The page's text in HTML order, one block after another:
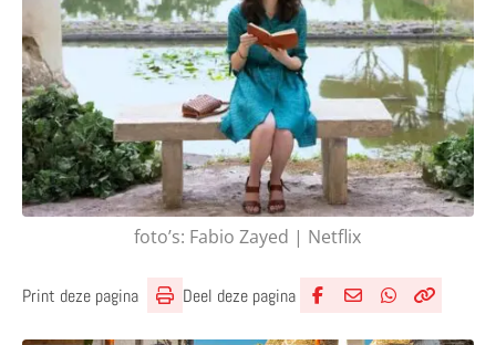
foto’s: Fabio Zayed | Netflix
Print deze pagina Deel deze pagina